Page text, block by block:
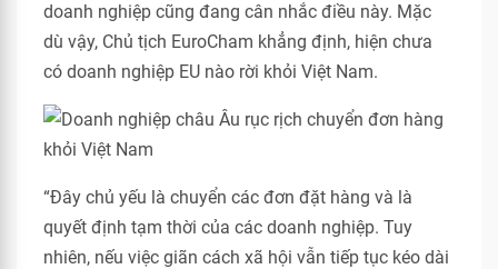
doanh nghiệp cũng đang cân nhắc điều này. Mặc
dù vậy, Chủ tịch EuroCham khẳng định, hiện chưa
có doanh nghiệp EU nào rời khỏi Việt Nam.
“Đây chủ yếu là chuyển các đơn đặt hàng và là
quyết định tạm thời của các doanh nghiệp. Tuy
nhiên, nếu việc giãn cách xã hội vẫn tiếp tục kéo dài